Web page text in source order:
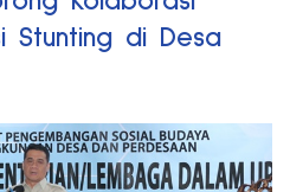
Stunting di Desa